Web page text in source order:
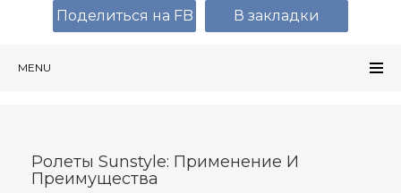
MENU
Ролеты Sunstyle: Применение И
Преимущества
Поделиться на FB В закладки